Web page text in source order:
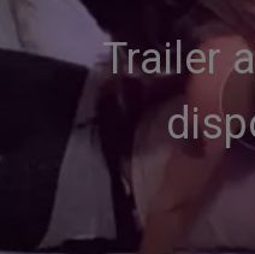
Trailer